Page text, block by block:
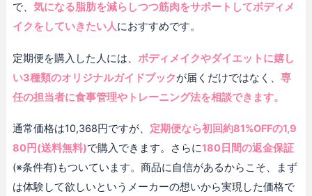
で、 気になる脂肪を減らしつつ筋肉をサポートしてボディメ
イクをしていきたい人におすすめです。
定期便を購入した人には、 ボディメイクやダイエットに嬉し
い3種類のオリジナルガイドブックが届くだけではなく、 専
任の担当者に食事管理やトレーニング法を相談できます。
通常価格は10,368円ですが、 定期便なら初回約81%OFFの1,9
80円(送料無料)で購入できます。さらに180日間の返金保証
(※条件有)もついています。商品に自信があるからこそ、まず
は体験して欲しいというメーカーの想いから実現した価格で